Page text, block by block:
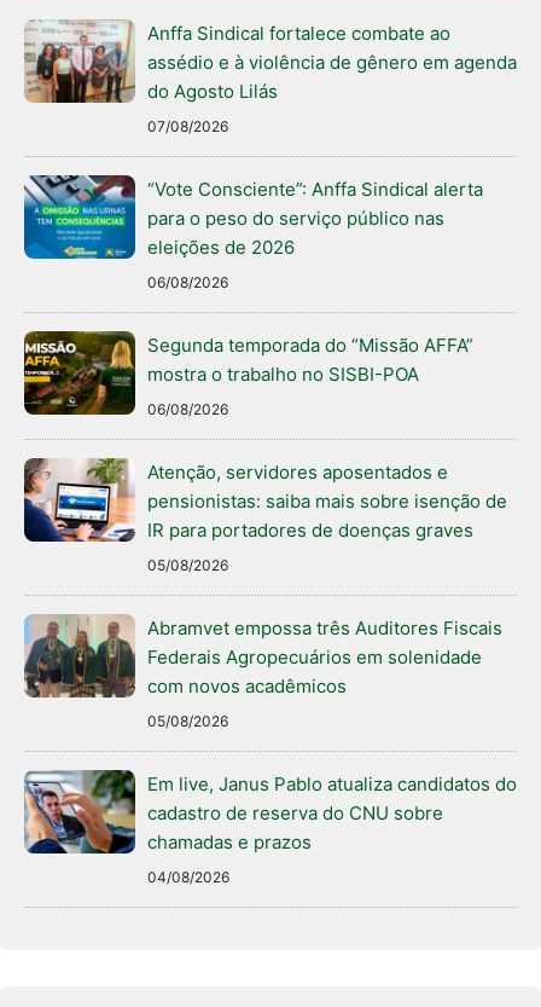
Anffa Sindical fortalece combate ao
assédio e à violência de gênero em agenda
do Agosto Lilás
07/08/2026
“Vote Consciente”: Anffa Sindical alerta
para o peso do serviço público nas
eleições de 2026
06/08/2026
Segunda temporada do “Missão AFFA”
mostra o trabalho no SISBI-POA
06/08/2026
Atenção, servidores aposentados e
pensionistas: saiba mais sobre isenção de
IR para portadores de doenças graves
05/08/2026
Abramvet empossa três Auditores Fiscais
Federais Agropecuários em solenidade
com novos acadêmicos
05/08/2026
Em live, Janus Pablo atualiza candidatos do
cadastro de reserva do CNU sobre
chamadas e prazos
04/08/2026